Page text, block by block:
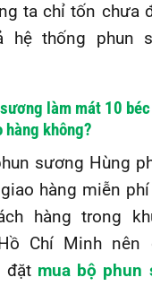
ta chỉ tốn chưa
hệ thống phun
làm mát 10
hàng không?
sương Hùng
hàng miễn
hàng trong
Chí Minh nên
đặt mua bộ phun